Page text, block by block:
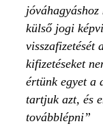
külső jogi
visszafizetését
kifizetéseket
értünk egyet a
tartjuk azt, és
továbblépni